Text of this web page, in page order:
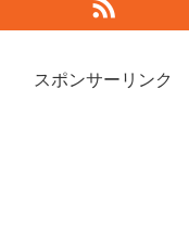
スポンサーリンク